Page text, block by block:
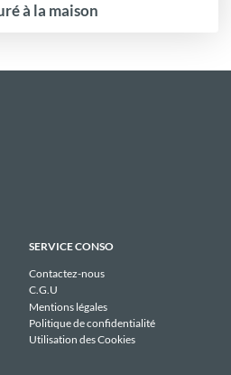
à la maison
SERVICE CONSO
Contactez-nous
C.G.U
Mentions légales
Politique de confidentialité
Utilisation des Cookies